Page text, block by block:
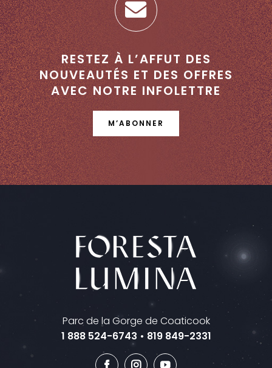
RESTEZ À L’AFFUT DES
NOUVEAUTÉS ET DES OFFRES
AVEC NOTRE INFOLETTRE
M’ABONNER
Parc de la Gorge de Coaticook
1 888 524-6743 • 819 849-2331